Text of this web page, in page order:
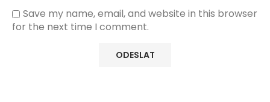
Save my name, email, and website in this browser
for the next time I comment.